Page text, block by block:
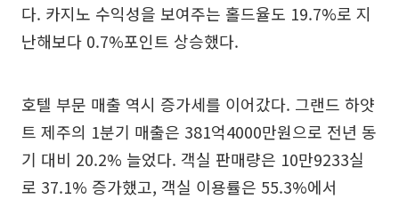
다. 카지노 수익성을 보여주는 홀드율도 19.7%로 지
난해보다 0.7%포인트 상승했다.
호텔 부문 매출 역시 증가세를 이어갔다. 그랜드 하얏
트 제주의 1분기 매출은 381억4000만원으로 전년 동
기 대비 20.2% 늘었다. 객실 판매량은 10만9233실
로 37.1% 증가했고, 객실 이용률은 55.3%에서